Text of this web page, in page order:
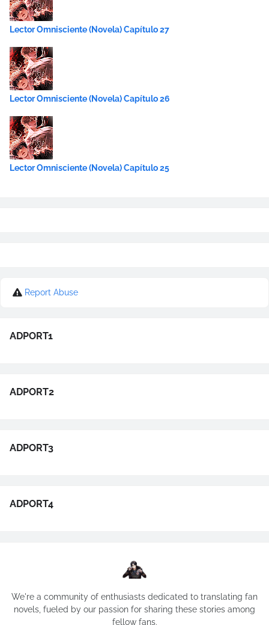
Lector Omnisciente (Novela) Capítulo 27
Lector Omnisciente (Novela) Capítulo 26
Lector Omnisciente (Novela) Capítulo 25
Report Abuse
ADPORT1
ADPORT2
ADPORT3
ADPORT4
We're a community of enthusiasts dedicated to translating fan
novels, fueled by our passion for sharing these stories among
fellow fans.